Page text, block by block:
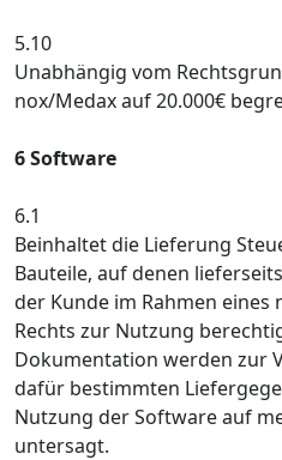
5.10
Unabhängig vom
nox/Medax auf 20.000€
6 Software
6.1
Beinhaltet die Lieferung
Bauteile, auf denen
der Kunde im Rahmen eines
Rechts zur Nutzung
Dokumentation werden zur
dafür bestimmten
Nutzung der Software auf
untersagt.